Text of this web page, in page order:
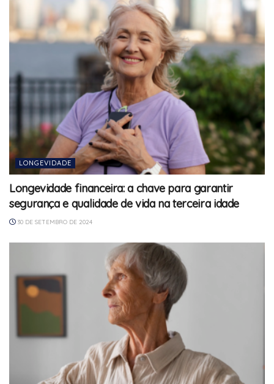
LONGEVIDADE
Longevidade financeira: a chave para garantir
segurança e qualidade de vida na terceira idade
30 DE SETEMBRO DE 2024